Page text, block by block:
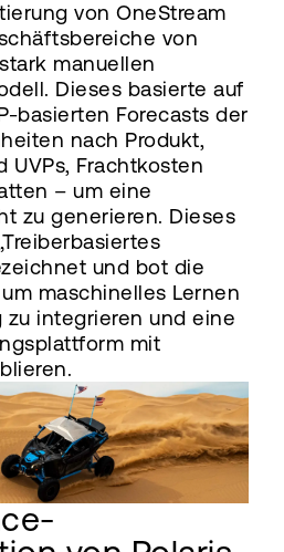
von OneStream
von
manuellen
Dieses basierte auf
basierten Forecasts der
nach Produkt,
UVPs, Frachtkosten
– um eine
zu generieren. Dieses
und bot die
maschinelles Lernen
zu integrieren und eine
mit